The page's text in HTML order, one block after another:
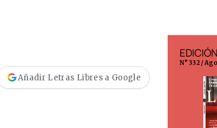
Añadir Letras Libres a Google
N° 332 /